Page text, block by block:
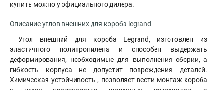
купить можно у официального дилера.
Описание углов внешних для короба legrand
Угол внешний для короба Legrand, изготовлен из
эластичного полипропилена и способен выдержать
деформирования, необходимые для выполнения сборки, а
гибкость корпуса не допустит повреждения деталей.
Химическая устойчивость , позволяет вести монтаж короба